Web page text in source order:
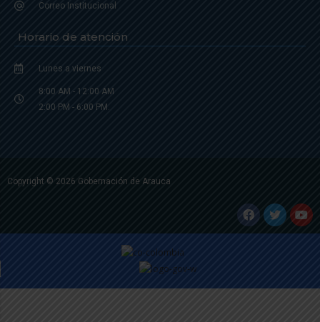
Correo Institucional
Horario de atención
Lunes a viernes
8:00 AM - 12:00 AM
2:00 PM - 6:00 PM.
Copyright © 2026 Gobernación de Arauca